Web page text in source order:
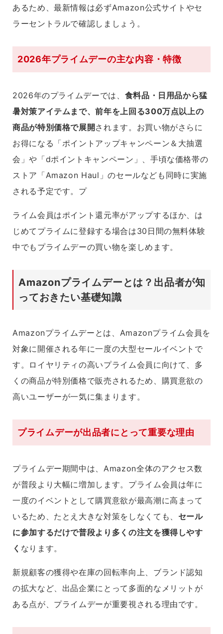
あるため、最新情報は必ずAmazon公式サイトやセ
ラーセントラルで確認しましょう。
2026年プライムデーの主な内容・特徴
2026年のプライムデーでは、 食料品・日用品から猛
暑対策アイテムまで、前年を上回る300万点以上の
商品が特別価格で展開 されます。お買い物がさらに
お得になる「ポイントアップキャンペーン＆大抽選
会」や「dポイントキャンペーン」、手頃な価格帯の
ストア「Amazon Haul」のセールなども同時に実施
される予定です。プ
ライム会員はポイント還元率がアップするほか、は
じめてプライムに登録する場合は30日間の無料体験
中でもプライムデーの買い物を楽しめます。
Amazonプライムデーとは？出品者が知
っておきたい基礎知識
Amazonプライムデーとは、Amazonプライム会員を
対象に開催される年に一度の大型セールイベントで
す。ロイヤリティの高いプライム会員に向けて、多
くの商品が特別価格で販売されるため、購買意欲の
高いユーザーが一気に集まります。
プライムデーが出品者にとって重要な理由
プライムデー期間中は、Amazon全体のアクセス数
が普段より大幅に増加します。プライム会員は年に
一度のイベントとして購買意欲が最高潮に高まって
いるため、たとえ大きな対策をしなくても、 セール
に参加するだけで普段より多くの注文を獲得しやす
く なります。
新規顧客の獲得や在庫の回転率向上、ブランド認知
の拡大など、出品企業にとって多面的なメリットが
ある点が、プライムデーが重要視される理由です。